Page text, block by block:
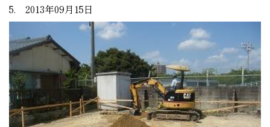
5. 2013年09月15日